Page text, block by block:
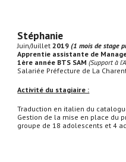
Stéphanie
Juin/Juillet 2019 (1 mois de stage
Apprentie assistante de
1ère année BTS SAM(Support à
Salariée Préfecture de La
Activité du stagiaire :
Traduction en italien du
Gestion de la mise en place du
groupe de 18 adolescents et 4